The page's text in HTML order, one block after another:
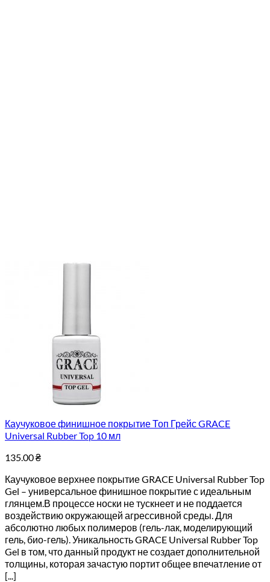
Каучуковое финишное покрытие Топ Грейс GRACE
Universal Rubber Top 10 мл
135.00₴
Каучуковое верхнее покрытие GRACE Universal Rubber Top
Gel – универсальное финишное покрытие с идеальным
глянцем.В процессе носки не тускнеет и не поддается
воздействию окружающей агрессивной среды. Для
абсолютно любых полимеров (гель-лак, моделирующий
гель, био-гель). Уникальность GRACE Universal Rubber Top
Gel в том, что данный продукт не создает дополнительной
толщины, которая зачастую портит общее впечатление от
[...]